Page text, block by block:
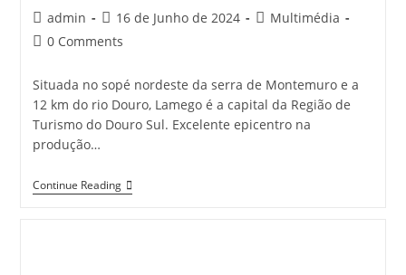
Post
author:
admin
Post
published:
16 de Junho de 2024
PostMultimédia
Post0 Comments
Situada no sopé nordeste da serra de Montemuro e a
12 km do rio Douro, Lamego é a capital da Região de
Turismo do Douro Sul. Excelente epicentro na
produção…
Continue ReadingEssência
De